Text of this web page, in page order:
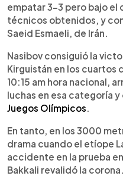
empatar 3-3 pero bajo el
técnicos obtenidos, y
Saeid Esmaeli, de Irán.
Nasibov consiguió la
Kirguistán en los cuartos
10:15 am hora nacional,
luchas en esa categoría
Juegos Olímpicos
En tanto, en los 3000
drama cuando el etíope
accidente en la prueba
Bakkali revalidó la